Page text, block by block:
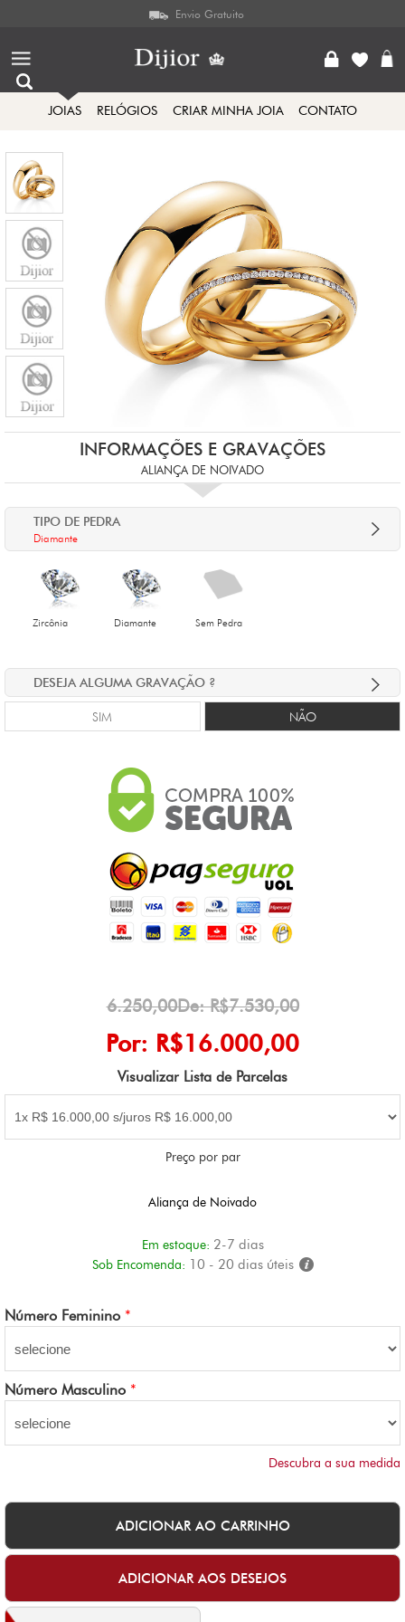
Envio Gratuito
JOIAS RELÓGIOS CRIAR MINHA JOIA CONTATO
INFORMAÇÕES E GRAVAÇÕES
ALIANÇA DE NOIVADO
TIPO DE PEDRA
Diamante
Zircônia Diamante Sem Pedra
DESEJA ALGUMA GRAVAÇÃO ?
SIM NÃO
6.250,00De: R$7.530,00
Por: R$16.000,00
Visualizar Lista de Parcelas
Preço por par
Aliança de Noivado
Em estoque: 2-7 dias
Sob Encomenda: 10 - 20 dias úteis
Número Feminino *
Número Masculino *
Descubra a sua medida